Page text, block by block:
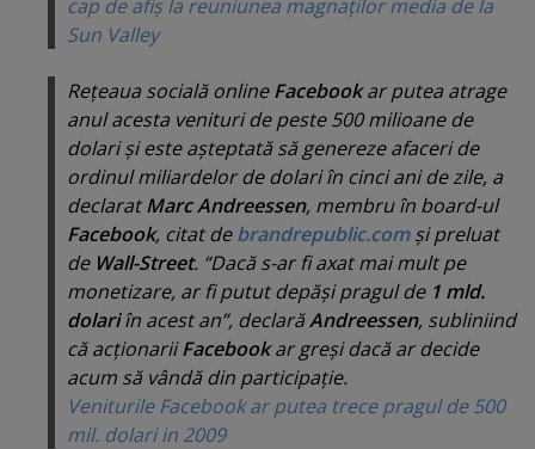
cap de afiş la reuniunea magnaţilor media de la
Sun Valley
Reţeaua socială onlineFacebookar putea atrage
anul acesta venituri de peste 500 milioane de
dolari şi este aşteptată să genereze afaceri de
ordinul miliardelor de dolari în cinci ani de zile, a
declaratMarc Andreessen, membru în board-ul
Facebook, citat debrandrepublic.comşi preluat
de Wall-Street. “Dacă s-ar fi axat mai mult pe
monetizare, ar fi putut depăşi pragul de 1 mld.
dolariîn acest an”, declarăAndreessen, subliniind
că acţionariiFacebookar greşi dacă ar decide
acum să vândă din participaţie.
Veniturile Facebook ar putea trece pragul de 500
mil. dolari in 2009